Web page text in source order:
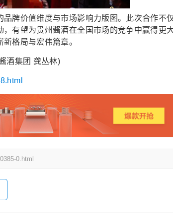
牌价值维度与市场影响力版图。此次合作不
有望为贵州酱酒在全国市场的竞争中赢得更
格局与宏伟篇章。
酒集团 龚丛林)
0.html